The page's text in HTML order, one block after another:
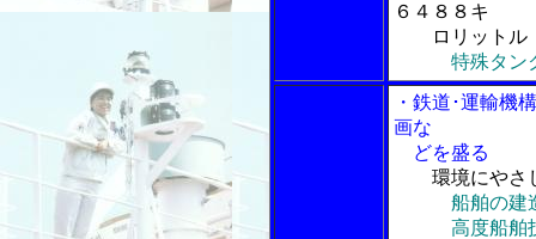
６４８８キ
ロリットル
特殊タン
・鉄道･運輸機
画な
どを盛る
環境にやさ
船舶の建
高度船舶技